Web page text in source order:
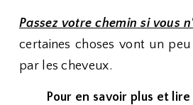
Passez votre chemin si vous
certaines choses vont un
par les cheveux.
Pour en savoir plus et